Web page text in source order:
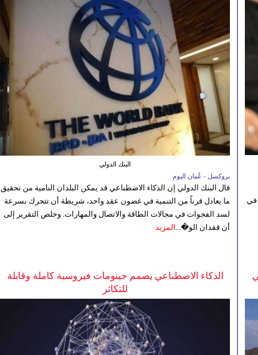
البنك الدولي
بروكسل - عُمان اليوم
قال البنك الدولي إن الذكاء الاصطناعي قد يمكن البلدان النامية من تحقيق
ما يعادل قرناً من التنمية في غضون عقد واحد، شريطة أن تتحرك بسرعة
لسد الفجوات في مجالات الطاقة والاتصال والمهارات. وخلص التقرير إلى
أن فقدان الو�... المزيد
في
الذكاء الاصطناعي يصمم جينومات فيروسية كاملة وقابلة
للتكاثر